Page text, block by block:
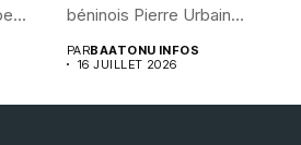
béninois Pierre Urbain
PARBAATONU INFOS
16 JUILLET 2026